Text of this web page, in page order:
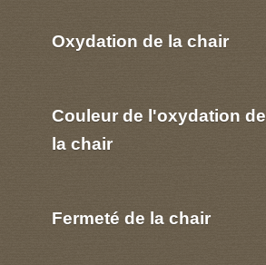
Oxydation de la chair
Couleur de l'oxydation de
la chair
Fermeté de la chair